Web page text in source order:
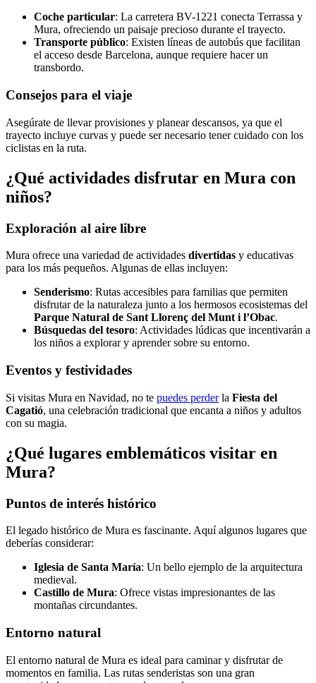
Coche particular: La carretera BV-1221 conecta Terrassa y
Mura, ofreciendo un paisaje precioso durante el trayecto.
Transporte público: Existen líneas de autobús que facilitan
el acceso desde Barcelona, aunque requiere hacer un
transbordo.
Consejos para el viaje
Asegúrate de llevar provisiones y planear descansos, ya que el
trayecto incluye curvas y puede ser necesario tener cuidado con los
ciclistas en la ruta.
¿Qué actividades disfrutar en Mura con
niños?
Exploración al aire libre
Mura ofrece una variedad de actividades divertidas y educativas
para los más pequeños. Algunas de ellas incluyen:
Senderismo: Rutas accesibles para familias que permiten
disfrutar de la naturaleza junto a los hermosos ecosistemas del
Parque Natural de Sant Llorenç del Munt i l’Obac.
Búsquedas del tesoro: Actividades lúdicas que incentivarán a
los niños a explorar y aprender sobre su entorno.
Eventos y festividades
Si visitas Mura en Navidad, no te puedes perderla Fiesta del
Cagatió, una celebración tradicional que encanta a niños y adultos
con su magia.
¿Qué lugares emblemáticos visitar en
Mura?
Puntos de interés histórico
El legado histórico de Mura es fascinante. Aquí algunos lugares que
deberías considerar:
Iglesia de Santa María: Un bello ejemplo de la arquitectura
medieval.
Castillo de Mura: Ofrece vistas impresionantes de las
montañas circundantes.
Entorno natural
El entorno natural de Mura es ideal para caminar y disfrutar de
momentos en familia. Las rutas senderistas son una gran